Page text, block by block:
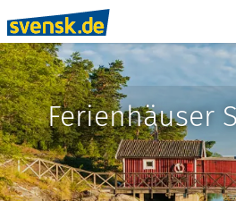
Ferienhäuser